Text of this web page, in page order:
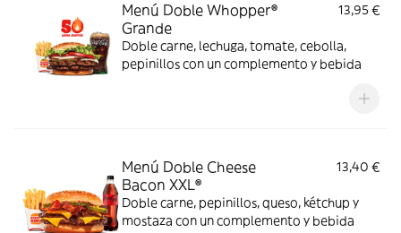
Menú Doble Whopper®
Grande
13,95 €
Doble carne, lechuga, tomate, cebolla,
pepinillos con un complemento y bebida
Menú Doble Cheese
Bacon XXL®
13,40 €
Doble carne, pepinillos, queso, kétchup y
mostaza con un complemento y bebida